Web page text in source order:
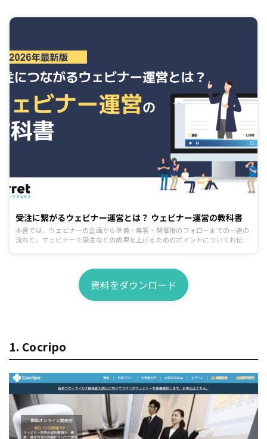
受注に繋がるウェビナー運営とは？ ウェビナー運営の教科書
本書では、ウェビナーの企画から準備・集客・開催後のフォローまでの一連の
流れと、ウェビナーで受注などの成果を上げるためのポイントについてお伝え
資料をダウンロード
1. Cocripo